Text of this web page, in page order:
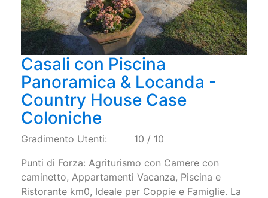
Casali con Piscina
Panoramica & Locanda -
Country House Case
Coloniche
Gradimento Utenti:
10 / 10
Punti di Forza: Agriturismo con Camere con
caminetto, Appartamenti Vacanza, Piscina e
Ristorante km0, Ideale per Coppie e Famiglie. La